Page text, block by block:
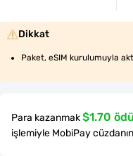
Dikkat
Paket, eSIM kurulumuyla
Para kazanmak$1.70
işlemiyle MobiPay